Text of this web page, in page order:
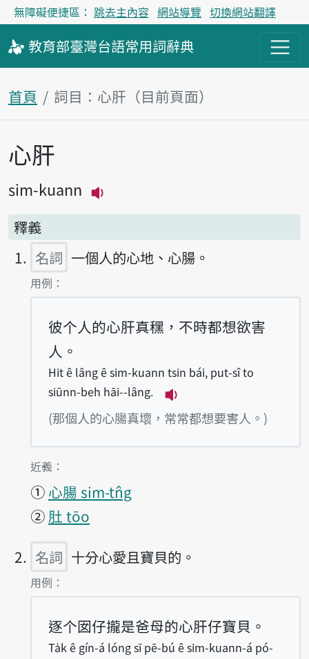
無障礙便捷區： 跳去主內容 網站導覽 切換網站翻譯
教育部臺灣台語常用詞辭典
首頁 詞目：心肝（目前頁面）
主內容區塊
心肝
sim-kuann
釋義
名詞 一個人的心地、心腸。
第1項釋義的
用例：
彼个人的心肝真䆀，不時都想欲害
人。
Hit ê lâng ê sim-kuann tsin bái, put-sî to
siūnn-beh hāi--lâng.
播放例句Hit ê lâng
(那個人的心腸真壞，常常都想要害人。)
第1項釋義的
近義：
① 心腸 sim-tn̂g
② 肚 tōo
名詞 十分心愛且寶貝的。
第2項釋義的
用例：
逐个囡仔攏是爸母的心肝仔寶貝。
Ta̍k ê gín-á lóng sī pē-bú ê sim-kuann-á pó-